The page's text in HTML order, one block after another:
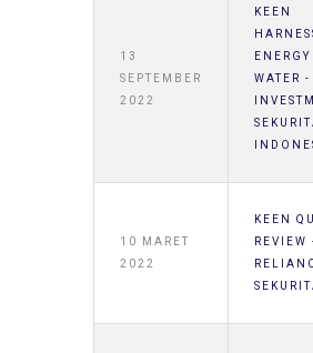
13
SEPTEMBER
2022
KEEN
ENERGY
WATER -
10 MARET
2022
KEEN
REVIEW